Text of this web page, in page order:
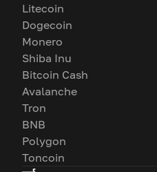
Litecoin
Dogecoin
Monero
Shiba Inu
Bitcoin Cash
Avalanche
Tron
BNB
Polygon
Toncoin